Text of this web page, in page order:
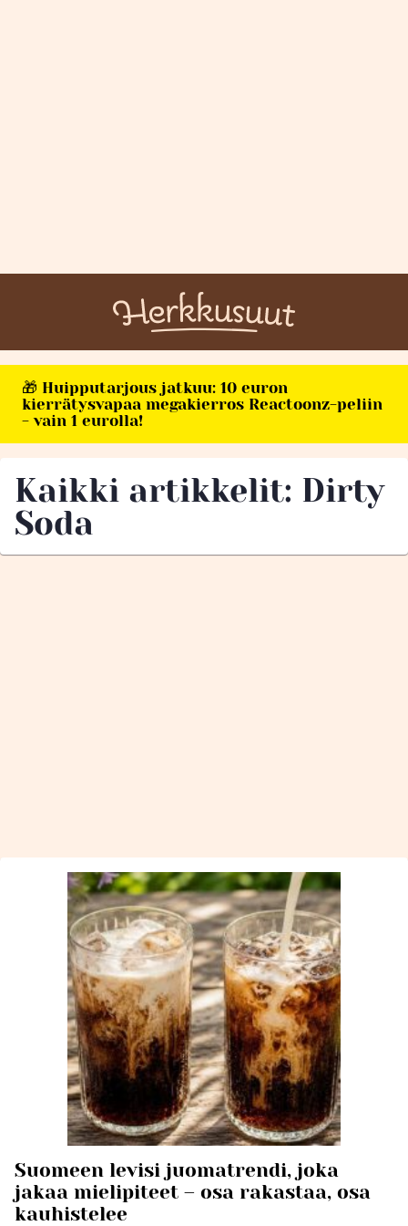
🎁 Huipputarjous jatkuu: 10 euron
kierrätysvapaa megakierros Reactoonz-peliin
- vain 1 eurolla!
Kaikki artikkelit: Dirty
Soda
Suomeen levisi juomatrendi, joka
jakaa mielipiteet – osa rakastaa, osa
kauhistelee